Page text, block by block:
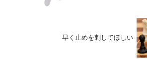
早く止めを刺してほしい